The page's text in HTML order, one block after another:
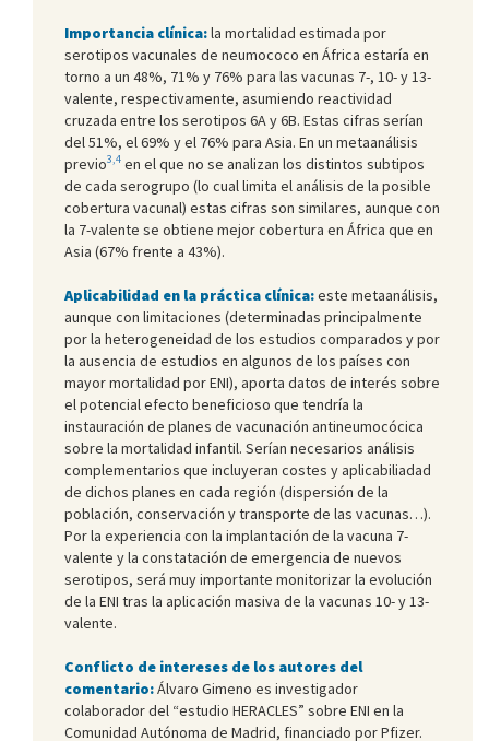
Importancia clínica:la mortalidad estimada por
serotipos vacunales de neumococo en África estaría en
torno a un 48%, 71% y 76% para las vacunas 7-, 10- y 13-
valente, respectivamente, asumiendo reactividad
cruzada entre los serotipos 6A y 6B. Estas cifras serían
del 51%, el 69% y el 76% para Asia. En un metaanálisis
previo3,4 en el que no se analizan los distintos subtipos
de cada serogrupo (lo cual limita el análisis de la posible
cobertura vacunal) estas cifras son similares, aunque con
la 7-valente se obtiene mejor cobertura en África que en
Asia (67% frente a 43%).
Aplicabilidad en la práctica clínica:este metaanálisis,
aunque con limitaciones (determinadas principalmente
por la heterogeneidad de los estudios comparados y por
la ausencia de estudios en algunos de los países con
mayor mortalidad por ENI), aporta datos de interés sobre
el potencial efecto beneficioso que tendría la
instauración de planes de vacunación antineumocócica
sobre la mortalidad infantil. Serían necesarios análisis
complementarios que incluyeran costes y aplicabiliadad
de dichos planes en cada región (dispersión de la
población, conservación y transporte de las vacunas…).
Por la experiencia con la implantación de la vacuna 7-
valente y la constatación de emergencia de nuevos
serotipos, será muy importante monitorizar la evolución
de la ENI tras la aplicación masiva de la vacunas 10- y 13-
valente.
Conflicto de intereses de los autores del
comentario:Álvaro Gimeno es investigador
colaborador del “estudio HERACLES” sobre ENI en la
Comunidad Autónoma de Madrid, financiado por Pfizer.